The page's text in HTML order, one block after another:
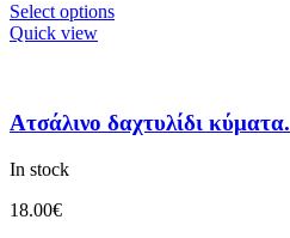
Select options
Quick view
Ατσάλινο δαχτυλίδι κύματα.
In stock
18.00€